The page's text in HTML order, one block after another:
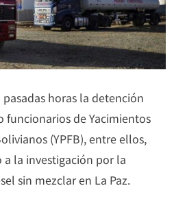
horas la detención
de Yacimientos
(YPFB), entre ellos,
a la investigación por la
sin mezclar en La Paz.